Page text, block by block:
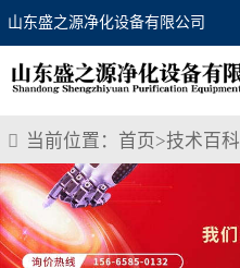
山东盛之源净化设备有限公司
当前位置： 首页>技术百科